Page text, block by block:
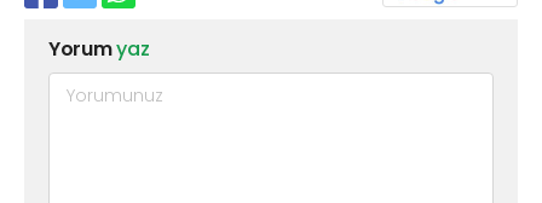
Yorumyaz